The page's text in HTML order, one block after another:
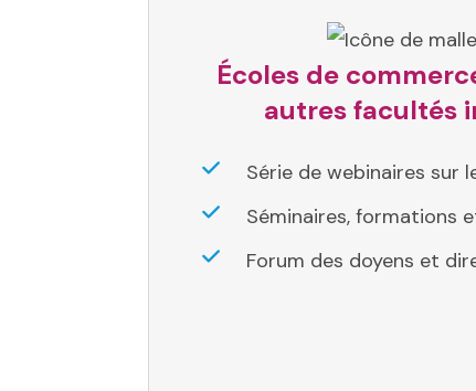
Écoles de
autres facultés
Série de webinaires sur
Séminaires, formations
Forum des doyens et